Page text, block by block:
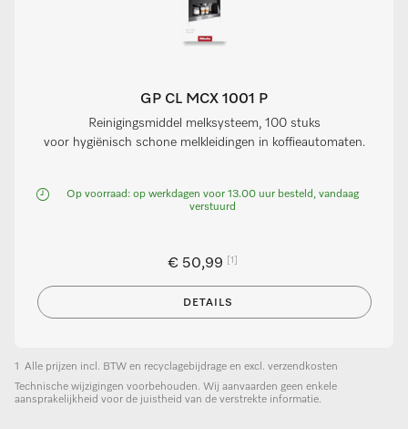
GP CL MCX 1001 P
Reinigingsmiddel melksysteem, 100 stuks
voor hygiënisch schone melkleidingen in koffieautomaten.
Op voorraad: op werkdagen voor 13.00 uur besteld, vandaag
verstuurd
€ 50,99 [1]
DETAILS
1 Alle prijzen incl. BTW en recyclagebijdrage en excl. verzendkosten
Technische wijzigingen voorbehouden. Wij aanvaarden geen enkele
aansprakelijkheid voor de juistheid van de verstrekte informatie.